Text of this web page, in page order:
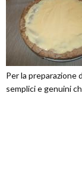
Per la
semplici e genuini